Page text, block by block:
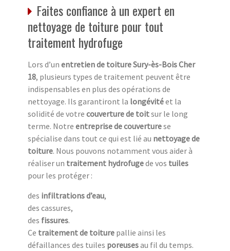
Faites confiance à un expert en
nettoyage de toiture pour tout
traitement hydrofuge
Lors d’un entretien de toiture Sury-ès-Bois Cher
18, plusieurs types de traitement peuvent être
indispensables en plus des opérations de
nettoyage. Ils garantiront la longévitéet la
solidité de votre couverture de toitsur le long
terme. Notre entreprise de couverturese
spécialise dans tout ce qui est lié au nettoyage de
toiture. Nous pouvons notamment vous aider à
réaliser un traitement hydrofugede vos tuiles
pour les protéger :
des infiltrations d’eau,
des cassures,
des fissures.
Ce traitement de toiture pallie ainsi les
défaillances des tuiles poreusesau fil du temps.